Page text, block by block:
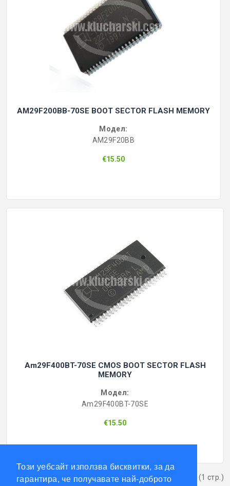
Този уебсайт използва бисквитки, за да
гарантира, че получавате най-доброто
AM29F200BB-70SE BOOT SECTOR FLASH MEMORY
Модел:
AM29F20BB
€15.50
Am29F400BT-70SE CMOS BOOT SECTOR FLASH
MEMORY
Модел:
Am29F400BT-70SE
€15.50
Показва от 1 до 4 от 4 (1 стр.)